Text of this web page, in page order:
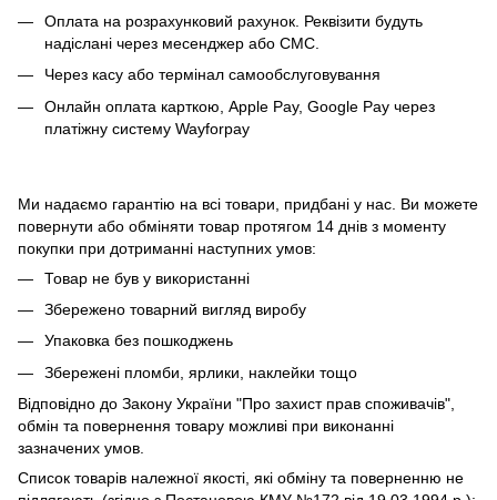
Оплата на розрахунковий рахунок. Реквізити будуть
надіслані через месенджер або СМС.
Через касу або термінал самообслуговування
Онлайн оплата карткою, Apple Pay, Google Pay через
платіжну систему Wayforpay
Ми надаємо гарантію на всі товари, придбані у нас. Ви можете
повернути або обміняти товар протягом 14 днів з моменту
покупки при дотриманні наступних умов:
Товар не був у використанні
Збережено товарний вигляд виробу
Упаковка без пошкоджень
Збережені пломби, ярлики, наклейки тощо
Відповідно до Закону України "Про захист прав споживачів",
обмін та повернення товару можливі при виконанні
зазначених умов.
Список товарів належної якості, які обміну та поверненню не